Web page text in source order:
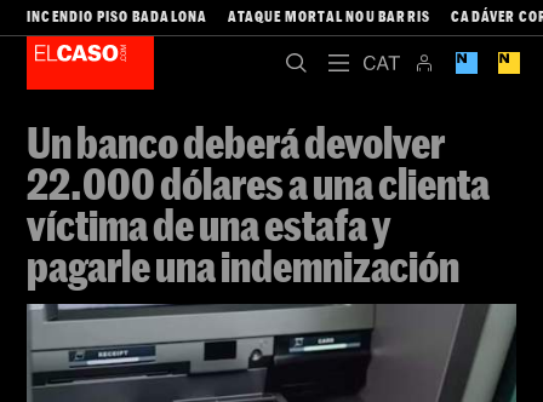
INCENDIO PISO BADALONA ATAQUE MORTAL NOU BARRIS CADÁVER
Un banco deberá devolver
22.000 dólares a una clienta
víctima de una estafa y
pagarle una indemnización